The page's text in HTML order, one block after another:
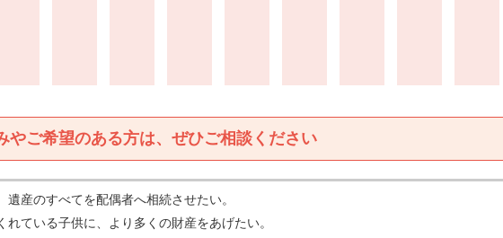
やご希望のある方は、ぜひご相談ください
遺産のすべてを配偶者へ相続させたい。
れている子供に、より多くの財産をあげたい。